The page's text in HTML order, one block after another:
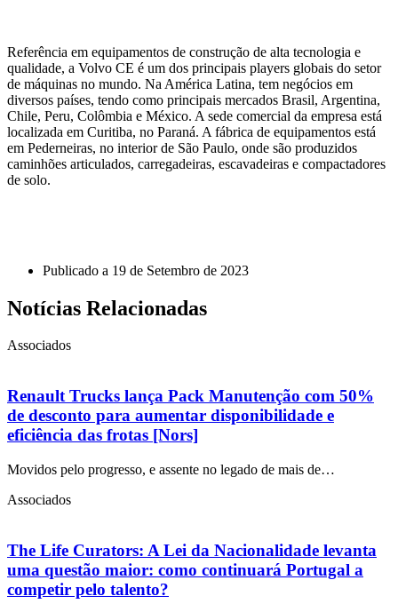
Referência em equipamentos de construção de alta tecnologia e
qualidade, a Volvo CE é um dos principais players globais do setor
de máquinas no mundo. Na América Latina, tem negócios em
diversos países, tendo como principais mercados Brasil, Argentina,
Chile, Peru, Colômbia e México. A sede comercial da empresa está
localizada em Curitiba, no Paraná. A fábrica de equipamentos está
em Pederneiras, no interior de São Paulo, onde são produzidos
caminhões articulados, carregadeiras, escavadeiras e compactadores
de solo.
Publicado a 19 de Setembro de 2023
Notícias Relacionadas
Associados
Renault Trucks lança Pack Manutenção com 50%
de desconto para aumentar disponibilidade e
eficiência das frotas [Nors]
Movidos pelo progresso, e assente no legado de mais de…
Associados
The Life Curators: A Lei da Nacionalidade levanta
uma questão maior: como continuará Portugal a
competir pelo talento?